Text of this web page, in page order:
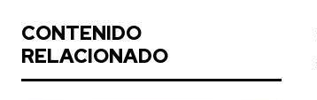
CONTENIDO
RELACIONADO